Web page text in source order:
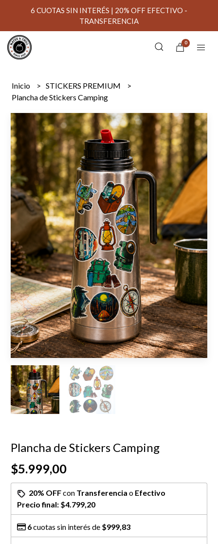
6 CUOTAS SIN INTERÉS | 20% OFF EFECTIVO -
TRANSFERENCIA
0
Inicio
STICKERS PREMIUM
Plancha de Stickers Camping
Plancha de Stickers Camping
$5.999,00
20% OFFcon Transferencia o Efectivo
Precio final: $4.799,20
6cuotas sin interés de $999,83